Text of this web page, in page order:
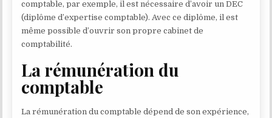
comptable, par exemple, il est nécessaire d’avoir un DEC
(diplôme d’expertise comptable). Avec ce diplôme, il est
même possible d’ouvrir son propre cabinet de
comptabilité.
La rémunération du
comptable
La rémunération du comptable dépend de son expérience,